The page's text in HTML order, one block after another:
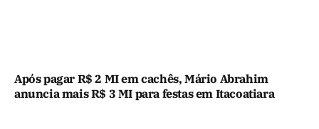
Após pagar R$ 2 MI em cachês, Mário Abrahim
anuncia mais R$ 3 MI para festas em Itacoatiara